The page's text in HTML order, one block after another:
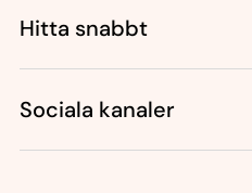
Hitta snabbt
Sociala kanaler